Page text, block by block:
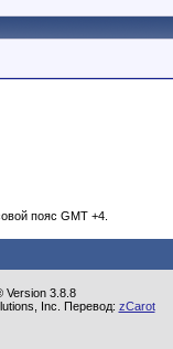
пояс GMT +4.
Version 3.8.8
Inc. Перевод: zCarot